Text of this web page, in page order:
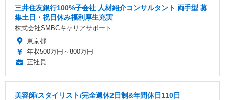
三井住友銀行100%子会社 人材紹介コンサルタント 両手型 募
集土日・祝日休み福利厚生充実
株式会社SMBCキャリアサポート
東京都
年収500万円～800万円
正社員
美容師/スタイリスト/完全週休2日制&年間休日110日